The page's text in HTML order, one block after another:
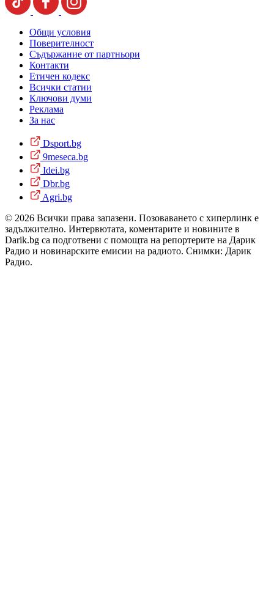
Общи условия
Поверителност
Съдържание от партньори
Контакти
Етичен кодекс
Всички статии
Ключови думи
Реклама
За нас
Dsport.bg
9meseca.bg
Idei.bg
Dbr.bg
Agri.bg
© 2026 Всички права запазени. Позоваването с хиперлинк е
задължително. Интервютата, коментарите и новините в
Darik.bg са подготвени с помощта на репортерите на Дарик
Радио и новинарските емисии на радиото. Снимки: Дарик
Радио.